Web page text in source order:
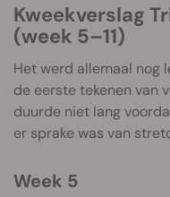
Kweekverslag Triple G Automatic: bloei
(week 5–11)
Het werd allemaal nog
de eerste tekenen van
duurde niet lang
er sprake was van
Week 5